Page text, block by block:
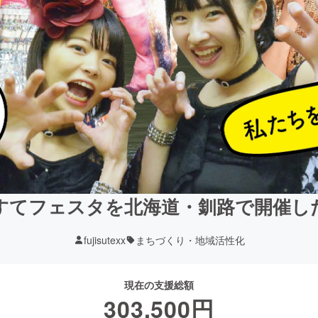
てフェスタを北海道・釧路で開催し
fujisutexx まちづくり・地域活性化
現在の支援総額
303,500円